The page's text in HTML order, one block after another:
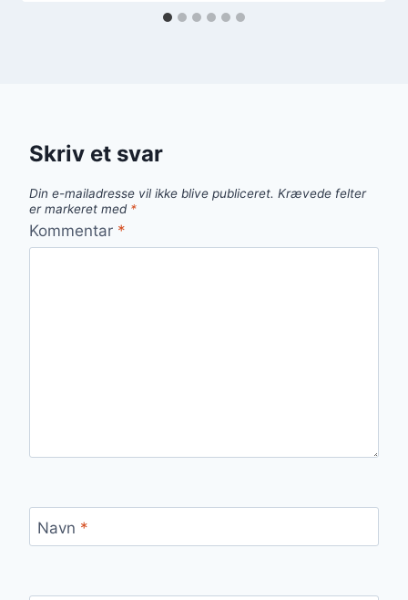
Skriv et svar
Din e-mailadresse vil ikke blive publiceret. Krævede felter
er markeret med *
Kommentar *
Navn *